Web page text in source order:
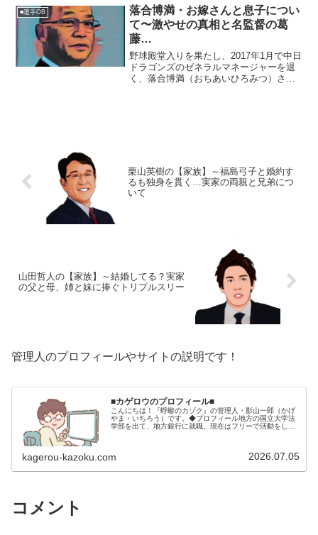
は三重県四日市谷口雄也選手の実家は、
三重県四日市。小学１年生...
■選手OB
落合博満・お嫁さんと息子につい
て〜激やせの真相と名監督の葛
藤…
野球殿堂入りを果たし、2017年1月で中日
ドラゴンズのゼネラルマネージャーを退
く、落合博満（おちあいひろみつ）さ
栗山英樹の【家族】～福島弓子と婚約す
るも独身を貫く…実家の両親と兄弟につ
いて
山田哲人の【家族】～結婚してる？実家
の父と母、姉と妹に捧ぐトリプルスリー
管理人のプロフィールやサイトの説明です！
■カゲロウのプロフィール■
こんにちは！『蜉蝣のカゾク』の管理人・影山一郎（かげ
やま・いちろう）です。◆プロフィール地方の国立大学法
学部を出て、地方銀行に就職。現在はフリーで活動をして
kagerou-kazoku.com 2026.07.05
コメント